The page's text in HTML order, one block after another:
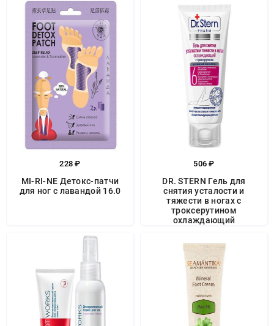
228 ₽
MI-RI-NE Детокс-патчи
для ног с лавандой 16.0
506 ₽
DR. STERN Гель для
снятия усталости и
тяжести в ногах с
троксерутином
охлаждающий